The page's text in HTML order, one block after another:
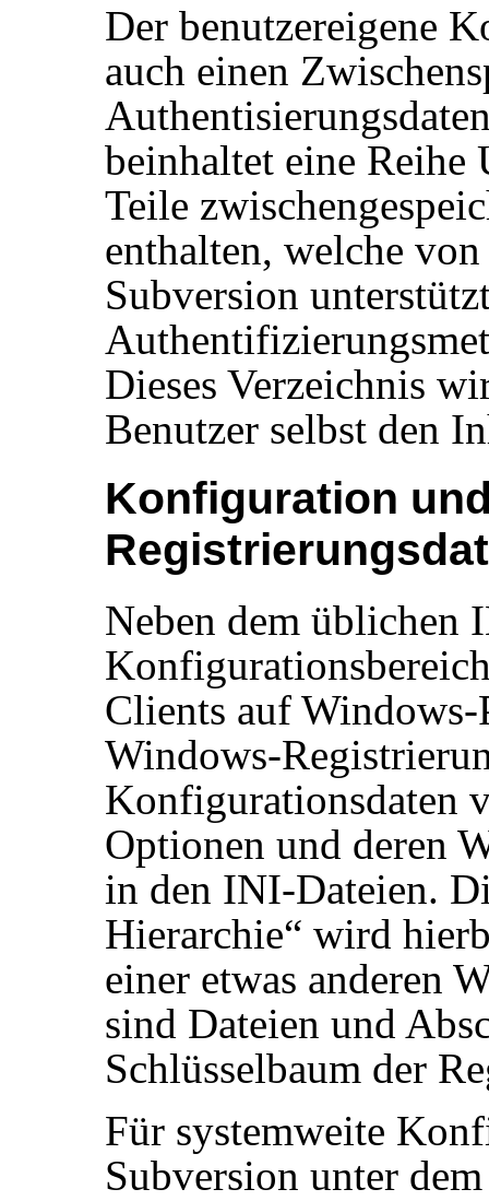
Der benutzereigene
auch einen
beinhaltet eine Reihe
Teile
enthalten, welche
Subversion
Dieses Verzeichnis
Benutzer selbst den
Konfiguration
Neben dem üblichen
Clients auf
Windows-
Konfigurationsdaten
Optionen und deren
in den INI-Dateien.
Hierarchie“ wird
einer etwas anderen
sind Dateien und
Schlüsselbaum der
Für systemweite
Subversion unter